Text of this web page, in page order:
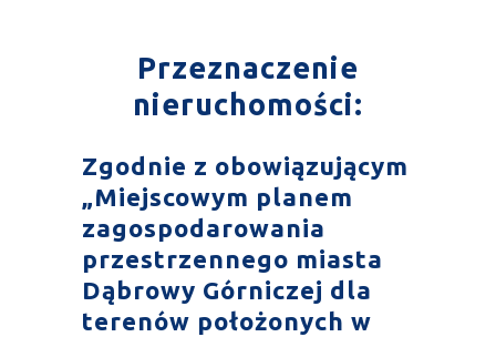
Przeznaczenie
nieruchomości:
Zgodnie z obowiązującym
„Miejscowym planem
zagospodarowania
przestrzennego miasta
Dąbrowy Górniczej dla
terenów położonych w